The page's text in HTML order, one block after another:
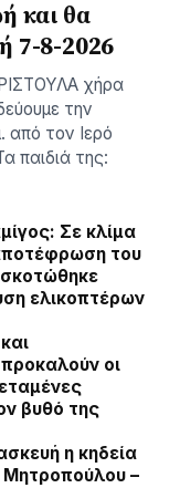
και θα
7-8-2026
χήρα
την
από τον Ιερό
παιδιά της:
Σε κλίμα
του
ελικοπτέρων
οι
βυθό της
η κηδεία
Μητροπούλου –